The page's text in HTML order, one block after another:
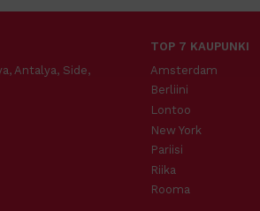
Antalya, Side,
TOP 7 KAUPUNKI
Amsterdam
Berliini
Lontoo
New York
Pariisi
Riika
Rooma